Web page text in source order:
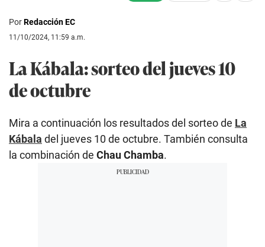
PorRedacción EC
11/10/2024, 11:59 a.m.
La Kábala: sorteo del jueves 10
de octubre
Mira a continuación los resultados del sorteo de La
Kábala del jueves 10 de octubre. También consulta
la combinación de Chau Chamba.